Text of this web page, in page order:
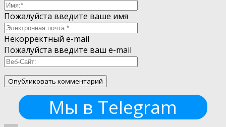
Пожалуйста введите ваше имя
Некорректный e-mail
Пожалуйста введите ваш e-mail
Мы в Telegram